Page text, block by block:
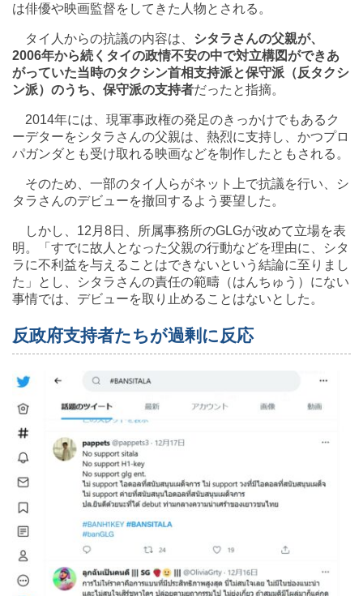
は俳優や映画監督をしてきた人物とされる。
タイ人からの抗議の内容は、 シタラさんの父親が、
2006年から続くタイの政情不安の中で対立構図ができあ
がっていた当時のタクシン首相支持派と保守派（反タクシ
ン派）のうち、保守派の支持者だったと指摘。
2014年には、現軍事政権の発足のきっかけでもあるク
ーデターをシタラさんの父親は、熱烈に支持し、かつプロ
パガンダとも受け取れる映画などを制作したともされる。
そのため、一部のタイ人らがネット上で抗議を行い、シ
タラさんのデビューを撤回するよう要望した。
しかし、12月8日、所属事務所のGLGが改めて立場を表
明。「すでに故人となった父親の行動などを理由に、シタ
ラに不利益を与えることはできないという結論に至りまし
た」とし、シタラさんの責任の範疇（はんちゅう）にない
事情では、デビューを取り止めることはないとした。
反政府支持者たちが過剰に反応